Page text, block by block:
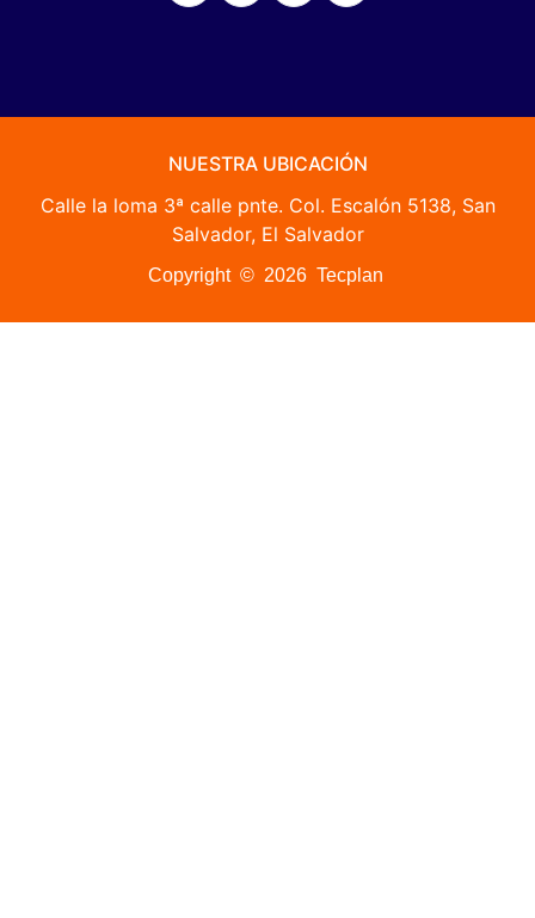
NUESTRA UBICACIÓN
Calle la loma 3ª calle pnte. Col. Escalón 5138, San
Salvador, El Salvador
Copyright © 2026 Tecplan